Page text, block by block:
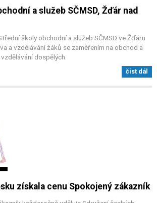
a služeb SČMSD, Žďár nad
školy obchodní a služeb SČMSD ve Žďáru
a vzdělávání žáků se zaměřením na obchod a
dospělých.
číst dál
získala cenu Spokojený zákazník